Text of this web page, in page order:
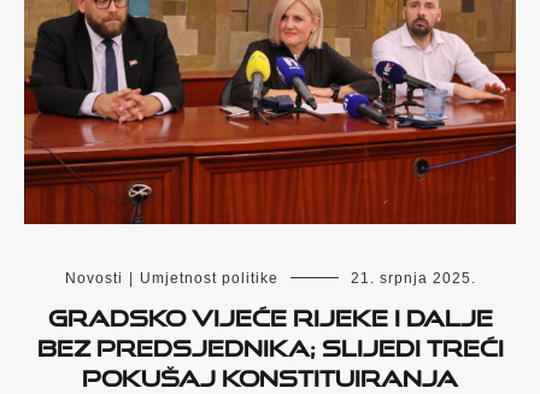
Novosti Umjetnost politike 21. srpnja 2025.
Gradsko vijeće Rijeke i dalje
bez predsjednika; slijedi treći
pokušaj konstituiranja